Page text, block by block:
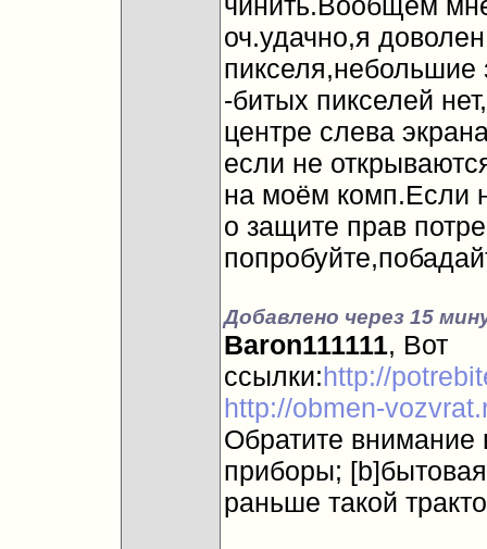
оч.удачно,я
-битых пикселей
центре слева
если не
на моём комп.Если
о защите прав
Добавлено через 15
Baron111111, Вот
ссылки:http://
http://obmen-
Обратите
приборы;
раньше такой